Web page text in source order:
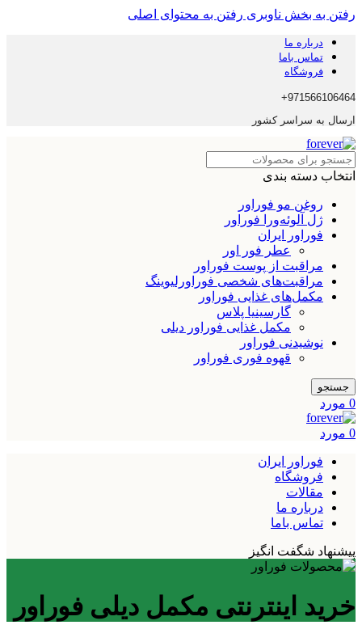
رفتن به بخش ناوبری رفتن به محتوای اصلی
درباره ما
تماس باما
فروشگاه
971566106464+
ارسال به سراسر کشور
انتخاب دسته بندی
روغن مو فوراور
ژل آلوئه‌ورا فوراور
فوراور ایران
عطر فور اور
مراقبت از پوست فوراور
مراقبت‌های شخصی فوراورلیوینگ
مکمل‌های غذایی فوراور
گارسینیا پلاس
مکمل غذایی فوراور دیلی
نوشیدنی فوراور
قهوه فوری فوراور
جستجو
0 مورد
0 مورد
فوراور ایران
فروشگاه
مقالات
درباره ما
تماس باما
پیشنهاد شگفت انگیز
خرید اینترنتی مکمل دیلی فوراور